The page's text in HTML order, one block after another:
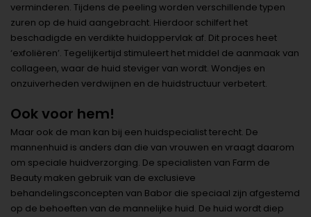
verminderen. Tijdens de peeling worden verschillende typen
zuren op de huid aangebracht. Hierdoor schilfert het
beschadigde en verdikte huidoppervlak af. Dit proces heet
‘exfoliëren’. Tegelijkertijd stimuleert het middel de aanmaak van
collageen, waar de huid steviger van wordt. Wondjes en
onzuiverheden verdwijnen en de huidstructuur verbetert.
Ook voor hem!
Maar ook de man kan bij een huidspecialist terecht. De
mannenhuid is anders dan die van vrouwen en vraagt daarom
om speciale huidverzorging. De specialisten van Farm de
Beauty maken gebruik van de exclusieve
behandelingsconcepten van Babor die speciaal zijn afgestemd
op de behoeften van de mannelijke huid. De huid wordt diep